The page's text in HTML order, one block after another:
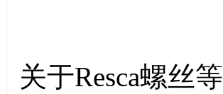
关于Resca螺丝